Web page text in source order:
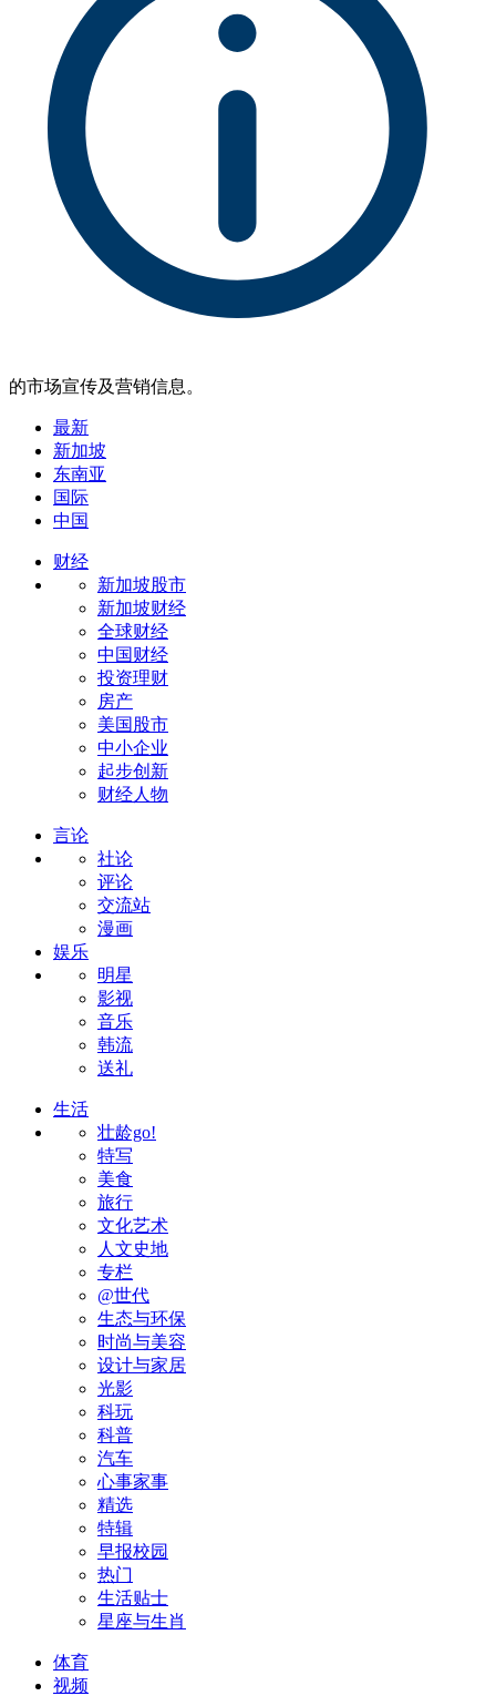
的市场宣传及营销信息。
最新
新加坡
东南亚
国际
中国
财经
新加坡股市
新加坡财经
全球财经
中国财经
投资理财
房产
美国股市
中小企业
起步创新
财经人物
言论
社论
评论
交流站
漫画
娱乐
明星
影视
音乐
韩流
送礼
生活
壮龄go!
特写
美食
旅行
文化艺术
人文史地
专栏
@世代
生态与环保
时尚与美容
设计与家居
光影
科玩
科普
汽车
心事家事
精选
特辑
早报校园
热门
生活贴士
星座与生肖
体育
视频